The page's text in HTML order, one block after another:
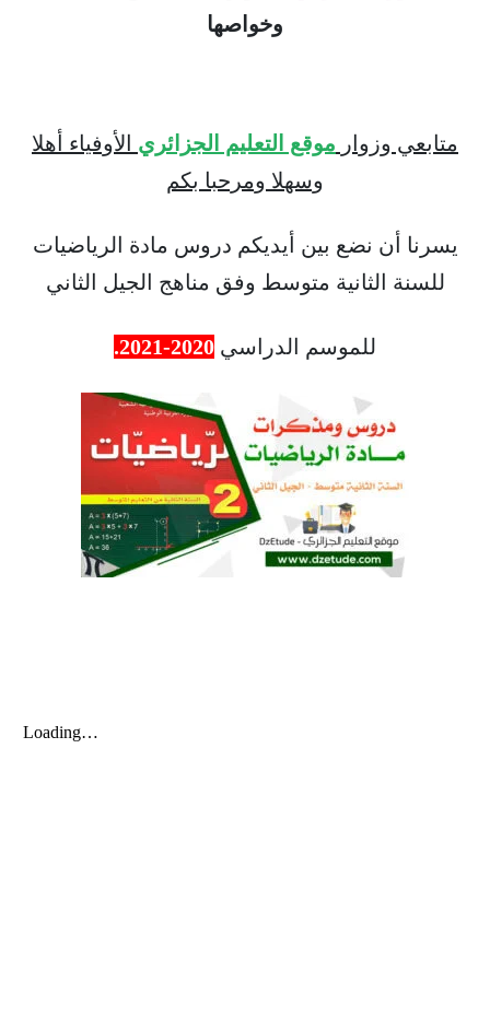
وخواصها
متابعي وزوار موقع التعليم الجزائري الأوفياء أهلا
وسهلا ومرحبا بكم
يسرنا أن نضع بين أيديكم دروس مادة الرياضيات
للسنة الثانية متوسط وفق مناهج الجيل الثاني
للموسم الدراسي 2020-2021.